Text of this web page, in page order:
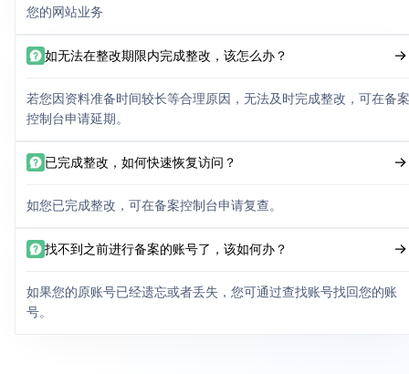
您的网站业务
如无法在整改期限内完成整改，该怎么办？
若您因资料准备时间较长等合理原因，无法及时完成整改，可在备案
控制台申请延期。
已完成整改，如何快速恢复访问？
如您已完成整改，可在备案控制台申请复查。
找不到之前进行备案的账号了，该如何办？
如果您的原账号已经遗忘或者丢失，您可通过查找账号找回您的账
号。